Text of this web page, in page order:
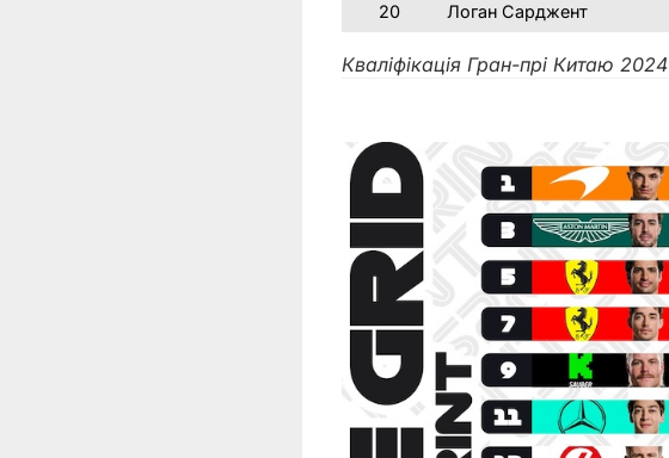
20 Логан Сарджент
Кваліфікація Гран-прі Китаю 2024